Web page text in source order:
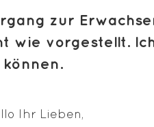
zur
wie vorgestellt.
Ihr Lieben,